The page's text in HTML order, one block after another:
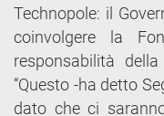
Technopole: il
coinvolgere la
responsabilità
“Questo -ha detto
dato che ci